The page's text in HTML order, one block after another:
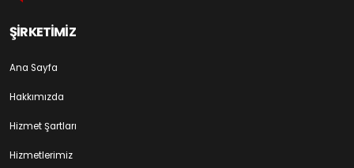
ŞİRKETİMİZ
Ana Sayfa
Hakkımızda
Hizmet Şartları
Hizmetlerimiz